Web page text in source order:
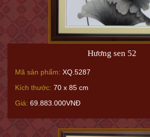
Hương sen 52
Mã sản phẩm: XQ.5287
Kích thước: 70 x 85 cm
Giá: 69.883.000VNĐ